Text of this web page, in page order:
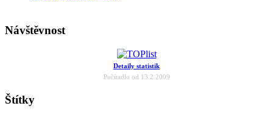
Návštěvnost
Detaily statistik
Počítadlo od 13.2.2009
Štítky